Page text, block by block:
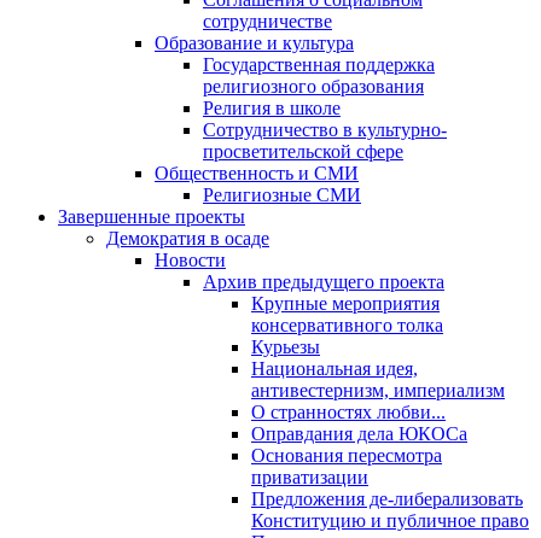
сотрудничестве
Образование и культура
Государственная поддержка
религиозного образования
Религия в школе
Сотрудничество в культурно-
просветительской сфере
Общественность и СМИ
Религиозные СМИ
Завершенные проекты
Демократия в осаде
Новости
Архив предыдущего проекта
Крупные мероприятия
консервативного толка
Курьезы
Национальная идея,
антивестернизм, империализм
О странностях любви...
Оправдания дела ЮКОСа
Основания пересмотра
приватизации
Предложения де-либерализовать
Конституцию и публичное право